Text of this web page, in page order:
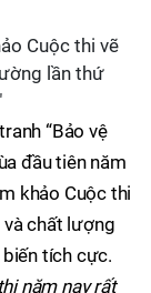
Cuộc thi vẽ
lần thứ
“Bảo vệ
đầu tiên năm
khảo Cuộc thi
chất lượng
tích cực.
năm nay rất